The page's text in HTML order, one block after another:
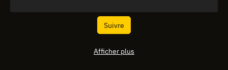
Suivre
Afficher plus